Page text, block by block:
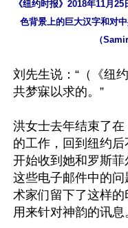
《纽约时报》2018年11月
色背景上的巨大汉字和对
（
刘先生说：“（《纽
共梦寐以求的。”
洪女士去年结束了
的工作，回到纽约
开始收到她和罗斯菲
这些电子邮件中的
术家们留下了这样
用来针对神韵的讯息